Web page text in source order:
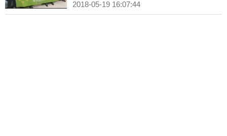
2018-05-19 16:07:44